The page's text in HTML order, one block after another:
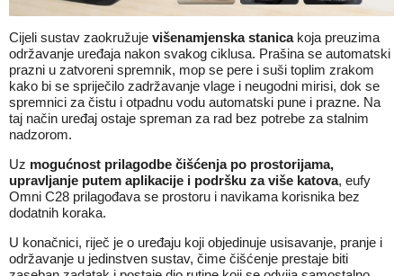
Cijeli sustav zaokružuje višenamjenska stanicakoja preuzima
održavanje uređaja nakon svakog ciklusa. Prašina se automatski
prazni u zatvoreni spremnik, mop se pere i suši toplim zrakom
kako bi se spriječilo zadržavanje vlage i neugodni mirisi, dok se
spremnici za čistu i otpadnu vodu automatski pune i prazne. Na
taj način uređaj ostaje spreman za rad bez potrebe za stalnim
nadzorom.
Uz mogućnost prilagodbe čišćenja po prostorijama,
upravljanje putem aplikacije i podršku za više katova, eufy
Omni C28 prilagođava se prostoru i navikama korisnika bez
dodatnih koraka.
U konačnici, riječ je o uređaju koji objedinuje usisavanje, pranje i
održavanje u jedinstven sustav, čime čišćenje prestaje biti